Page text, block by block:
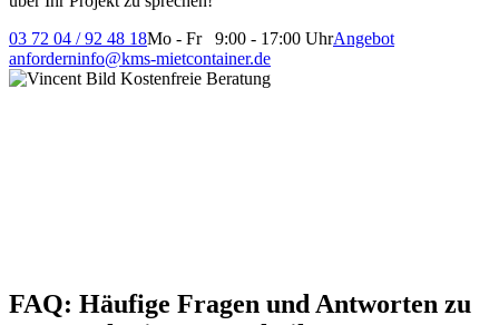
03 72 04 / 92 48 18Mo - Fr 9:00 - 17:00 UhrAngebot
anforderninfo@kms-mietcontainer.de
FAQ: Häufige Fragen und Antworten zu